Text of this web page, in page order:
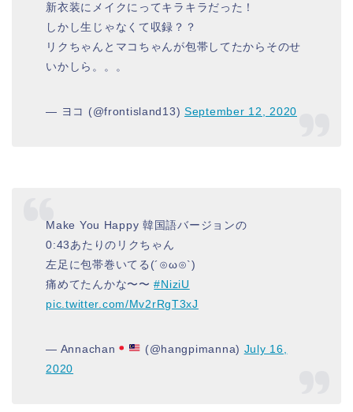
新衣装にメイクにってキラキラだった！
しかし生じゃなくて収録？？
リクちゃんとマコちゃんが包帯してたからそのせ
いかしら。。。
— ヨコ (@frontisland13)September 12, 2020
Make You Happy 韓国語バージョンの
0:43あたりのリクちゃん
左足に包帯巻いてる(´⊙ω⊙`)
痛めてたんかな〜〜#NiziU
pic.twitter.com/Mv2rRgT3xJ
— Annachan (@hangpimanna) July 16,
2020